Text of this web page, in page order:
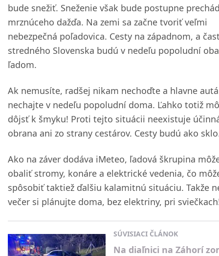
bude snežiť. Sneženie však bude postupne
mrznúceho dažďa. Na zemi sa začne tvoriť veľmi
nebezpečná poľadovica. Cesty na západnom, a
stredného Slovenska budú v nedeľu popoludní
ľadom.
Ak nemusíte, radšej nikam nechoďte a hlavne autá
nechajte v nedeľu popoludní doma. Ľahko totiž
dôjsť k šmyku! Proti tejto situácii neexistuje
obrana ani zo strany cestárov. Cesty budú ako
Ako na záver dodáva iMeteo, ľadová škrupina
obaliť stromy, konáre a elektrické vedenia, čo
spôsobiť taktiež ďalšiu kalamitnú situáciu. Takže
večer si plánujte doma, bez elektriny, pri
SÚVISIACI ČLÁNOK
Na diaľnici na Záhorí